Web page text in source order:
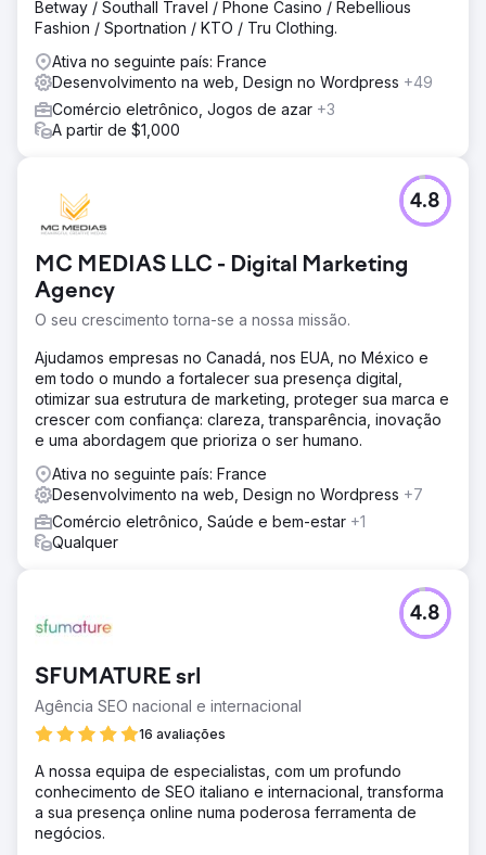
Betway / Southall Travel / Phone Casino / Rebellious
Fashion / Sportnation / KTO / Tru Clothing.
Ativa no seguinte país: France
Desenvolvimento na web, Design no Wordpress +49
Comércio eletrônico, Jogos de azar +3
A partir de $1,000
MC MEDIAS LLC - Digital Marketing
Agency
O seu crescimento torna-se a nossa missão.
4.8
Ajudamos empresas no Canadá, nos EUA, no México e
em todo o mundo a fortalecer sua presença digital,
otimizar sua estrutura de marketing, proteger sua marca e
crescer com confiança: clareza, transparência, inovação
e uma abordagem que prioriza o ser humano.
Ativa no seguinte país: France
Desenvolvimento na web, Design no Wordpress +7
Comércio eletrônico, Saúde e bem-estar +1
Qualquer
SFUMATURE srl
Agência SEO nacional e internacional
16 avaliações
4.8
A nossa equipa de especialistas, com um profundo
conhecimento de SEO italiano e internacional, transforma
a sua presença online numa poderosa ferramenta de
negócios.